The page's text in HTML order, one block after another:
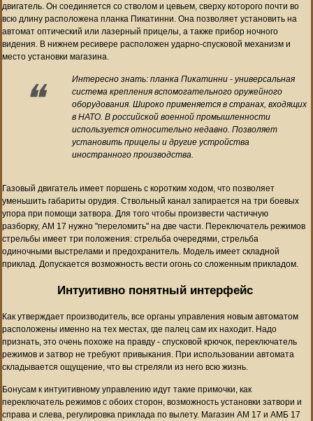
двигатель. Он соединяется со стволом и цевьем, сверху которого почти во
всю длину расположена планка Пикатинни. Она позволяет установить на
автомат оптический или лазерный прицелы, а также прибор ночного
видения. В нижнем ресивере расположен ударно-спусковой механизм и
место установки магазина.
Интересно знать: планка Пикатинни - универсальная
система крепления вспомогательного оружейного
оборудования. Широко применяется в странах, входящих
в НАТО. В российской военной промышленности
используется относительно недавно. Позволяет
установить прицелы и другие устройства
иностранного производства.
Газовый двигатель имеет поршень с коротким ходом, что позволяет
уменьшить габариты орудия. Ствольный канал запирается на три боевых
упора при помощи затвора. Для того чтобы произвести частичную
разборку, АМ 17 нужно "переломить" на две части. Переключатель режимов
стрельбы имеет три положения: стрельба очередями, стрельба
одиночными выстрелами и предохранитель. Модель имеет складной
приклад. Допускается возможность вести огонь со сложенным прикладом.
Интуитивно понятный интерфейс
Как утверждает производитель, все органы управления новым автоматом
расположены именно на тех местах, где палец сам их находит. Надо
признать, это очень похоже на правду - спусковой крючок, переключатель
режимов и затвор не требуют привыкания. При использовании автомата
складывается ощущение, что вы стреляли из него всю жизнь.
Бонусам к интуитивному управлению идут такие примочки, как
переключатель режимов с обоих сторон, возможность установки затвори и
справа и слева, регулировка приклада по вылету. Магазин АМ 17 и АМБ 17